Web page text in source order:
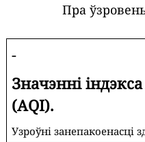
Пра
-
Значэнні
(AQI).
Узроўні занепакоенасці